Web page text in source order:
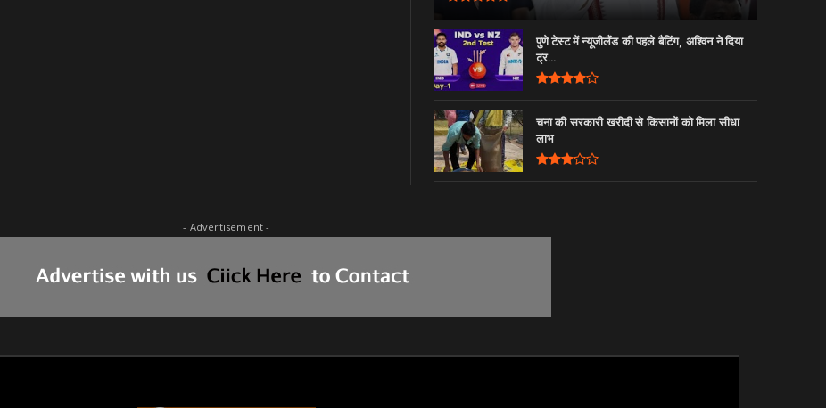
पुणे टेस्ट में न्यूजीलैंड की पहले बैटिंग, अश्विन ने दिया
ट्र...
चना की सरकारी खरीदी से किसानों को मिला सीधा
लाभ
- Advertisement -